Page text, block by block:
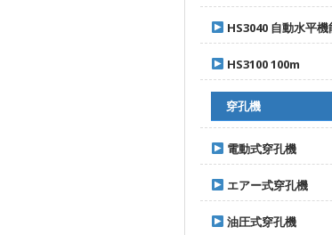
HS3040 自動水平機
HS3100 100m
穿孔機
電動式穿孔機
エアー式穿孔機
油圧式穿孔機